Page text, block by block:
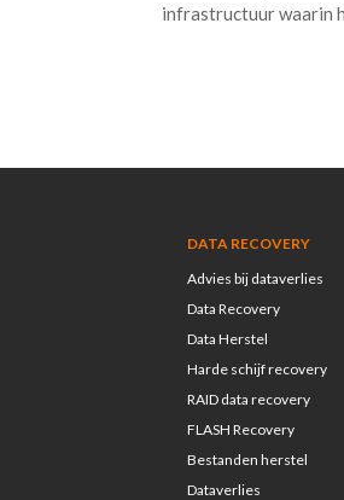
infrastructuur waarin
DATA RECOVERY
Advies bij dataverlies
Data Recovery
Data Herstel
Harde schijf recovery
RAID data recovery
FLASH Recovery
Bestanden herstel
Dataverlies